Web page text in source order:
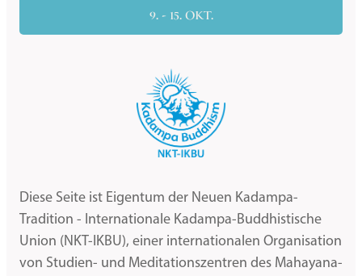
9. - 15. OKT.
Diese Seite ist Eigentum der Neuen Kadampa-
Tradition - Internationale Kadampa-Buddhistische
Union (NKT-IKBU), einer internationalen Organisation
von Studien- und Meditationszentren des Mahayana-